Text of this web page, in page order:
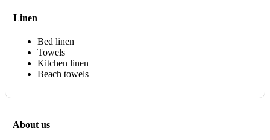
Linen
Bed linen
Towels
Kitchen linen
Beach towels
About us